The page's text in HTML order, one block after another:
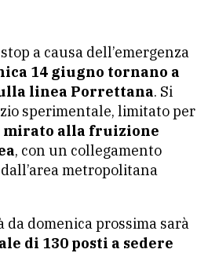
a causa dell’emergenza
14 giugno tornano a
linea Porrettana. Si
sperimentale, limitato per
mirato alla fruizione
, con un collegamento
metropolitana
da domenica prossima sarà
di 130 posti a sedere